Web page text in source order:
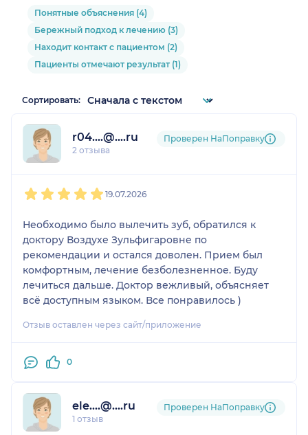
Понятные объяснения (4)
Бережный подход к лечению (3)
Находит контакт с пациентом (2)
Пациенты отмечают результат (1)
Сортировать:
r04....@....ru
2 отзыва
Проверен НаПоправку
19.07.2026
Необходимо было вылечить зуб, обратился к
доктору Воздухе Зульфигаровне по
рекомендации и остался доволен. Прием был
комфортным, лечение безболезненное. Буду
лечиться дальше. Доктор вежливый, объясняет
всё доступным языком. Все понравилось )
Отзыв оставлен через сайт/приложение
0
ele....@....ru
1 отзыв
Проверен НаПоправку